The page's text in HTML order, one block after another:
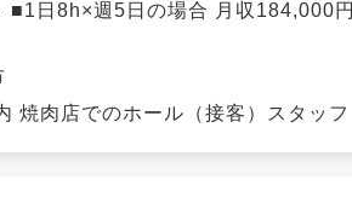
■1日8h×週5日の場合 月収184,000
焼肉店でのホール（接客）スタッ